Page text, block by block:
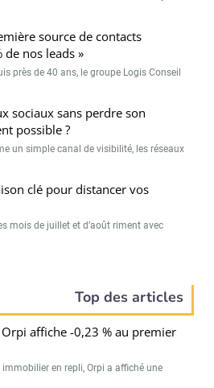
source de contacts
nos leads »
près de 40 ans, le groupe Logis Conseil
sociaux sans perdre son
possible ?
un simple canal de visibilité, les réseaux
clé pour distancer vos
mois de juillet et d’août riment avec
Top des articles
affiche -0,23 % au premier
en repli, Orpi a affiché une